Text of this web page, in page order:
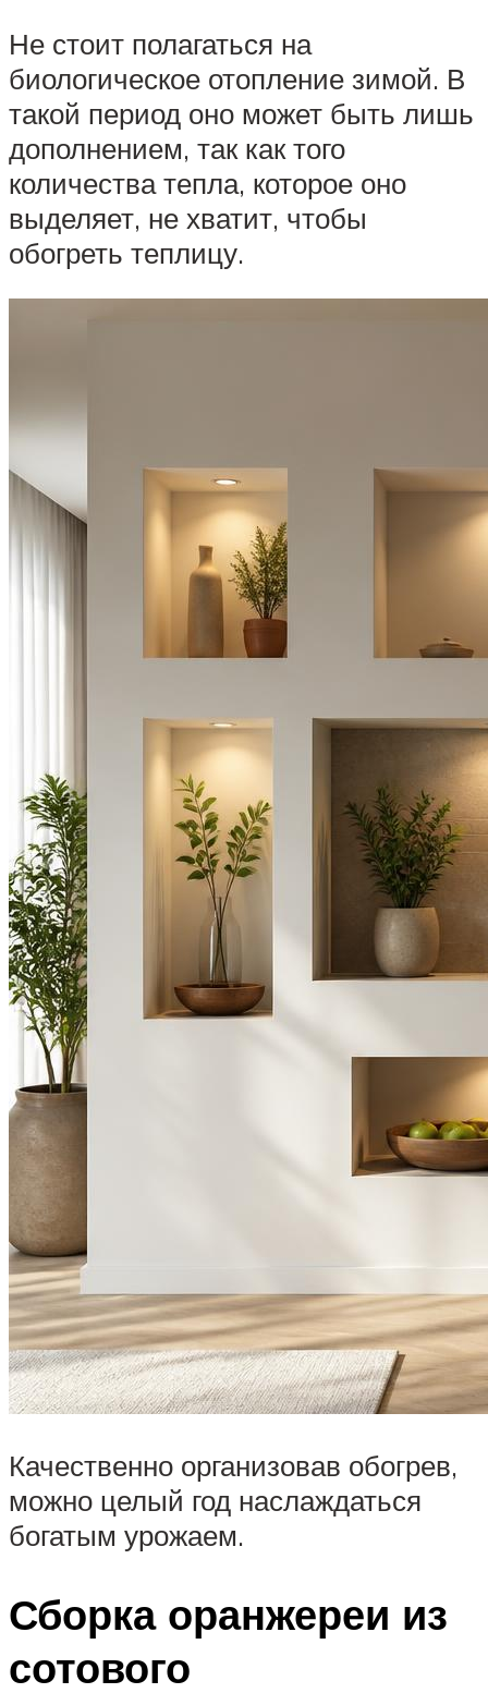
Не стоит полагаться на
биологическое отопление зимой. В
такой период оно может быть лишь
дополнением, так как того
количества тепла, которое оно
выделяет, не хватит, чтобы
обогреть теплицу.
Качественно организовав обогрев,
можно целый год наслаждаться
богатым урожаем.
Сборка оранжереи из
сотового